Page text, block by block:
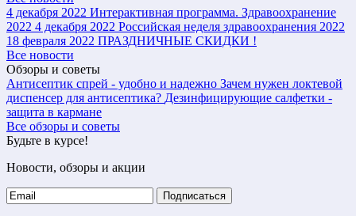
4 декабря 2022 Интерактивная программа. Здравоохранение
2022 4 декабря 2022 Российская неделя здравоохранения 2022
18 февраля 2022 ПРАЗДНИЧНЫЕ СКИДКИ !
Все новости
Обзоры и советы
Антисептик спрей - удобно и надежно Зачем нужен локтевой
диспенсер для антисептика? Дезинфицирующие салфетки -
защита в кармане
Все обзоры и советы
Будьте в курсе!
Новости, обзоры и акции
Подписаться